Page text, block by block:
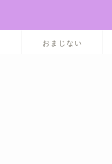
おまじない